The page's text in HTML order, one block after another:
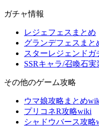
ガチャ情報
レジェフェスまとめ
グランデフェスまと
スターレジェンドガ
SSRキャラ/召喚石実
その他のゲーム攻略
ウマ娘攻略まとめ
プリコネR攻略wiki
シャドウバース攻略